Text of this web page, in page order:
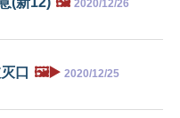
2020/12/26
口 🖼️▶️ 2020/12/25